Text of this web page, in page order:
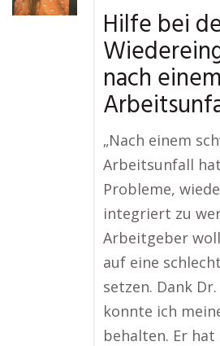
Hilfe bei
nach einem
„Nach einem
Arbeitsunfall
Probleme,
integriert zu
Arbeitgeber
auf eine
setzen. Dank
konnte ich
behalten. Er